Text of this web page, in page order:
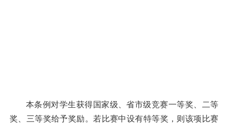
本条例对学生获得国家级、省市级竞赛一等奖、二等
奖、三等奖给予奖励。若比赛中设有特等奖，则该项比赛